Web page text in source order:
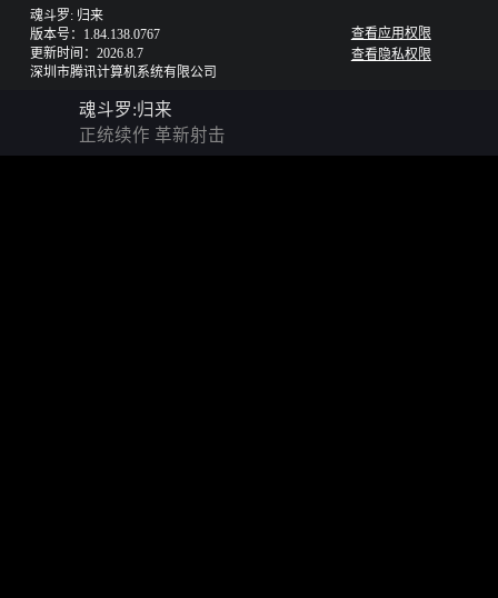
魂斗罗: 归来
版本号：1.84.138.0767
更新时间：2026.8.7
深圳市腾讯计算机系统有限公司
查看应用权限
查看隐私权限
魂斗罗:归来
正统续作 革新射击